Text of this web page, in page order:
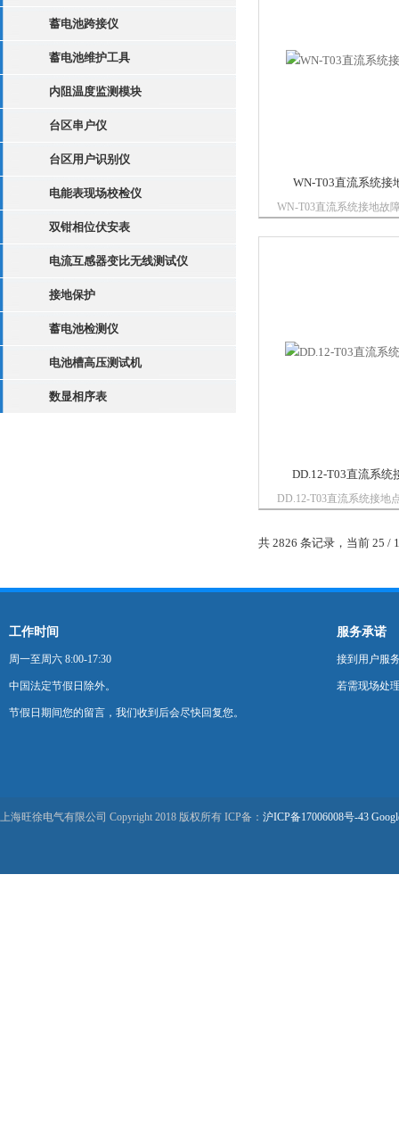
蓄电池跨接仪
蓄电池维护工具
内阻温度监测模块
台区串户仪
台区用户识别仪
电能表现场校检仪
双钳相位伏安表
电流互感器变比无线测试仪
接地保护
蓄电池检测仪
电池槽高压测试机
数显相序表
WN-T03直流系统接
WN-T03直流系统接地故
DD.12-T03直流系统
DD.12-T03直流系统接地
能显示接地电流的波形
断接地状态，克服了系
灵敏度，可探...
共 2826 条记录，当前 25 /
工作时间
周一至周六 8:00-17:30
中国法定节假日除外。
节假日期间您的留言，我们收到后会尽快回复您。
服务承诺
接到用户服
若需现场处
上海旺徐电气有限公司 Copyright 2018 版权所有 ICP备： 沪ICP备17006008号-43